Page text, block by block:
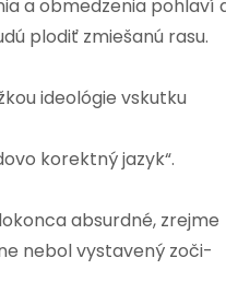
a obmedzenia pohlaví
plodiť zmiešanú rasu.
ideológie vskutku
korektný jazyk“.
absurdné, zrejme
nebol vystavený zoči-